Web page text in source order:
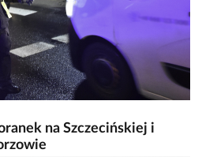
na Szczecińskiej i